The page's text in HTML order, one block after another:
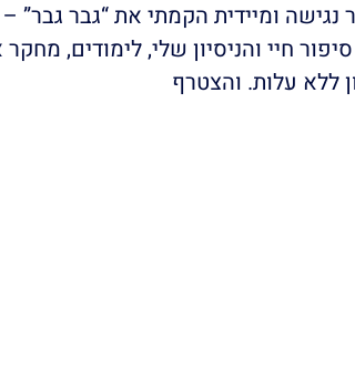
חיי והניסיון שלי, לימודים,
ללא עלות. והצטרף